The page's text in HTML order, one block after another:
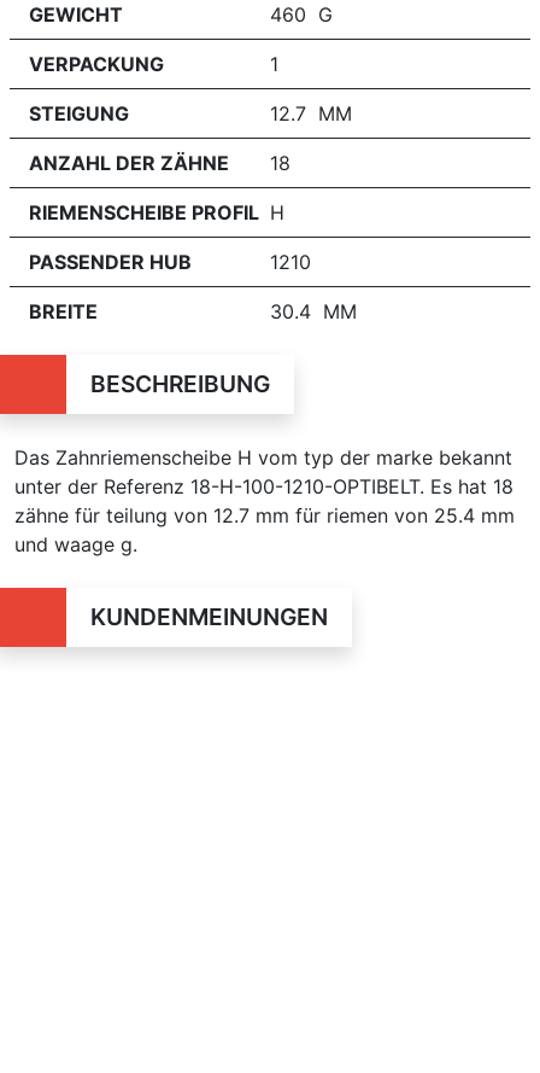
GEWICHT 460 G
VERPACKUNG 1
STEIGUNG 12.7 MM
ANZAHL DER ZÄHNE 18
RIEMENSCHEIBE PROFIL H
PASSENDER HUB 1210
BREITE 30.4 MM
BESCHREIBUNG
Das Zahnriemenscheibe H vom typ der marke bekannt
unter der Referenz 18-H-100-1210-OPTIBELT. Es hat 18
zähne für teilung von 12.7 mm für riemen von 25.4 mm
und waage g.
KUNDENMEINUNGEN